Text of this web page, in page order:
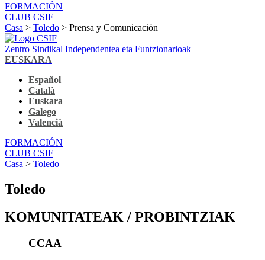
FORMACIÓN
CLUB CSIF
Casa > Toledo > Prensa y Comunicación
Zentro Sindikal Independentea eta Funtzionarioak
EUSKARA
Español
Català
Euskara
Galego
Valencià
FORMACIÓN
CLUB CSIF
Casa > Toledo
Toledo
KOMUNITATEAK / PROBINTZIAK
CCAA